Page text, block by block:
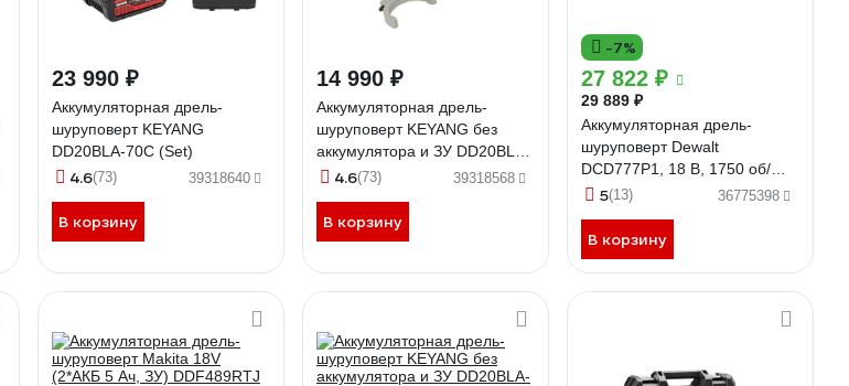
23 990 ₽
Аккумуляторная дрель-
шуруповерт KEYANG
DD20BLA-70C (Set)
4.6(73) 39318640
В корзину
14 990 ₽
Аккумуляторная дрель-
шуруповерт KEYANG без
аккумулятора и ЗУ DD20BLH-
100E (Bare)
4.6(73) 39318568
В корзину
-7%
27 822 ₽
29 889 ₽
Аккумуляторная дрель-
шуруповерт Dewalt
DCD777P1, 18 В, 1750 об/
мин, с АКБ 5 Ач и ЗУ, в сумке
5(13) 36775398
В корзину